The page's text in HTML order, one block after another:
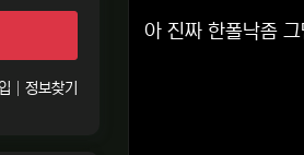
본문
아 진짜 한폴낙좀
정보찾기